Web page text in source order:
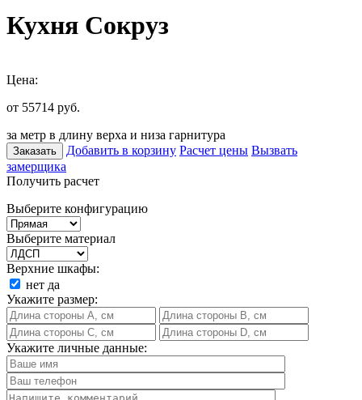
Кухня Сокруз
Цена:
от 55714 руб.
за метр в длину верха и низа гарнитура
Заказать Добавить в корзину Расчет цены Вызвать
замерщика
Получить расчет
Выберите конфигурацию
Выберите материал
Верхние шкафы:
нет да
Укажите размер:
Укажите личные данные: